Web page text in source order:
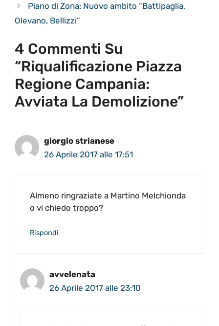
Piano di Zona: Nuovo ambito “Battipaglia,
Olevano, Bellizzi”
4 Commenti Su
“Riqualificazione Piazza
Regione Campania:
Avviata La Demolizione”
giorgio strianese
26 Aprile 2017 alle 17:51
Almeno ringraziate a Martino Melchionda
o vi chiedo troppo?
Rispondi
avvelenata
26 Aprile 2017 alle 23:10